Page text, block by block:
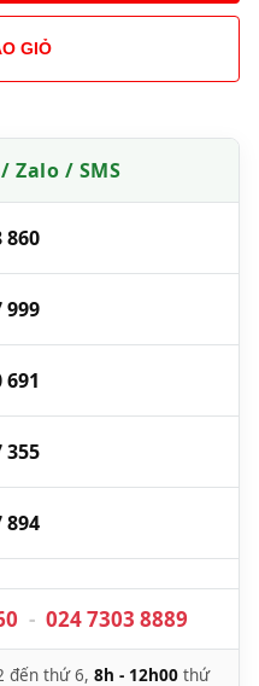
GIỎ
Zalo / SMS
860
999
691
355
894
- 024 7303 8889
đến thứ 6, 8h - 12h00 thứ